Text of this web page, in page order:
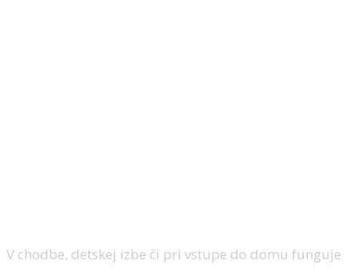
V chodbe, detskej izbe či pri vstupe do domu funguje